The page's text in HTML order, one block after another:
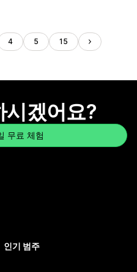
4 5 15
시겠어요?
무료 체험
인기 범주